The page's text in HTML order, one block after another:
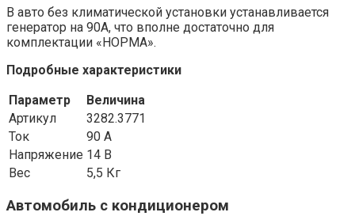
В авто без климатической установки устанавливается
генератор на 90А, что вполне достаточно для
комплектации «НОРМА».
Подробные характеристики
Параметр
Величина
Артикул
3282.3771
Ток
90 А
Напряжение 14 В
Вес
5,5 Кг
Автомобиль с кондиционером